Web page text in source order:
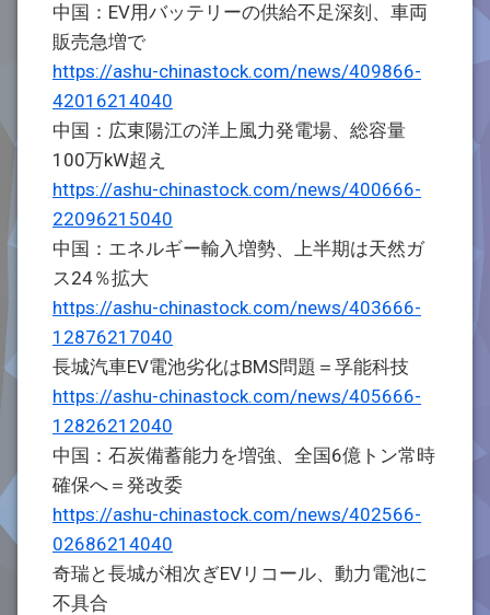
中国：EV用バッテリーの供給不足深刻、車両
販売急増で
https://ashu-chinastock.com/news/409866-
42016214040
中国：広東陽江の洋上風力発電場、総容量
100万kW超え
https://ashu-chinastock.com/news/400666-
22096215040
中国：エネルギー輸入増勢、上半期は天然ガ
ス24％拡大
https://ashu-chinastock.com/news/403666-
12876217040
長城汽車EV電池劣化はBMS問題＝孚能科技
https://ashu-chinastock.com/news/405666-
12826212040
中国：石炭備蓄能力を増強、全国6億トン常時
確保へ＝発改委
https://ashu-chinastock.com/news/402566-
02686214040
奇瑞と長城が相次ぎEVリコール、動力電池に
不具合